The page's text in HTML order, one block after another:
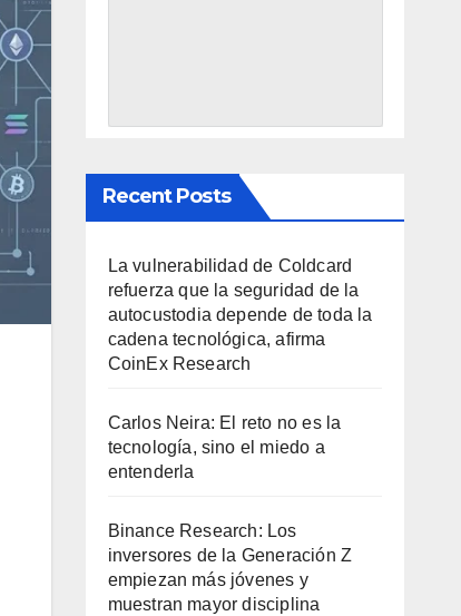
Recent Posts
La vulnerabilidad de Coldcard
refuerza que la seguridad de la
autocustodia depende de toda la
cadena tecnológica, afirma
CoinEx Research
Carlos Neira: El reto no es la
tecnología, sino el miedo a
entenderla
Binance Research: Los
inversores de la Generación Z
empiezan más jóvenes y
muestran mayor disciplina